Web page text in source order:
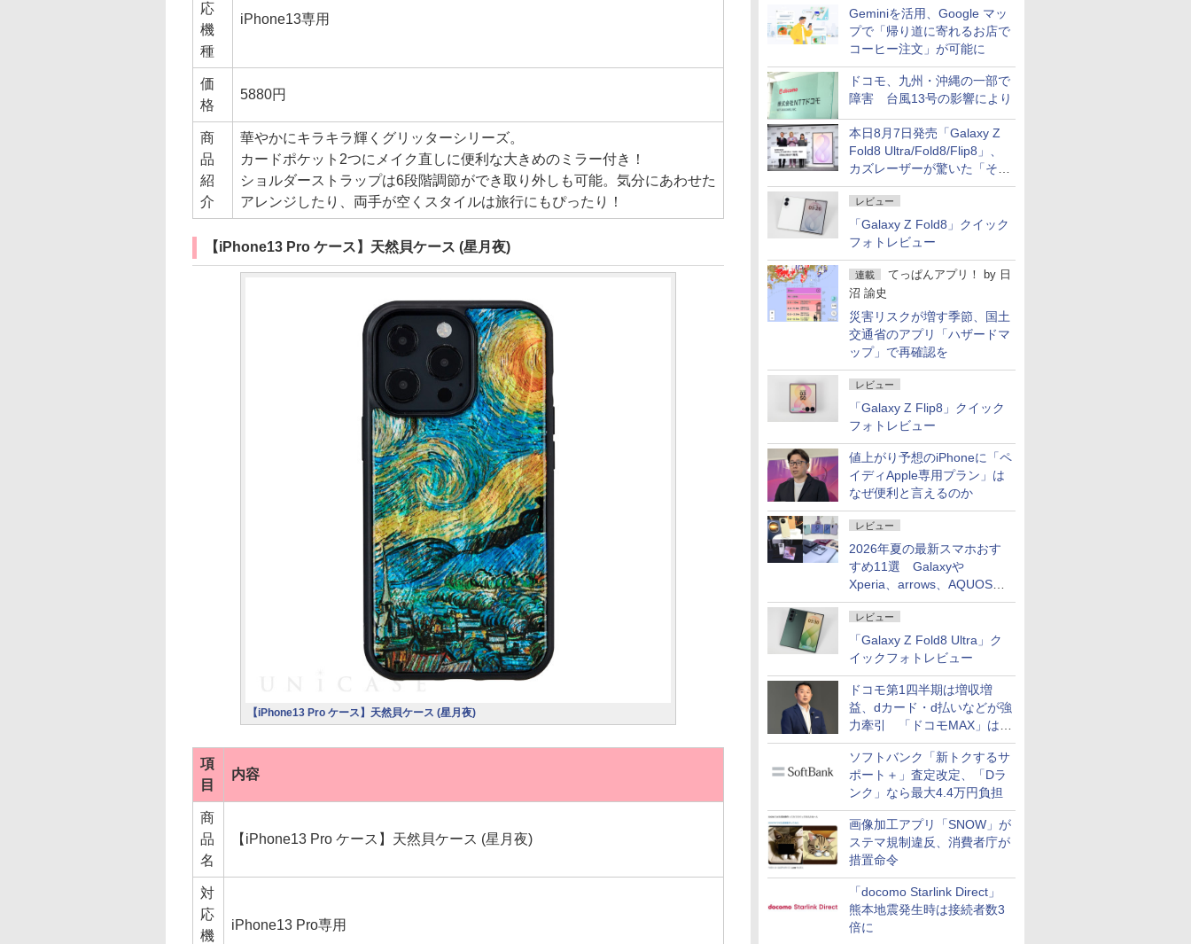
Geminiを活用、Google マッ
プで「帰り道に寄れるお店で
コーヒー注文」が可能に
ドコモ、九州・沖縄の一部で
障害 台風13号の影響により
本日8月7日発売「Galaxy Z
Fold8 Ultra/Fold8/Flip8」、
カズレーザーが驚いた「そば
屋のメニュー並みの薄さ」
レビュー
「Galaxy Z Fold8」クイック
フォトレビュー
連載 てっぱんアプリ！ by 日
沼 諭史
災害リスクが増す季節、国土
交通省のアプリ「ハザードマ
ップ」で再確認を
レビュー
「Galaxy Z Flip8」クイック
フォトレビュー
値上がり予想のiPhoneに「ペ
イディApple専用プラン」は
なぜ便利と言えるのか
レビュー
2026年夏の最新スマホおす
すめ11選 Galaxyや
Xperia、arrows、AQUOSな
ど注目機種の特徴は
レビュー
「Galaxy Z Fold8 Ultra」ク
イックフォトレビュー
ドコモ第1四半期は増収増
益、dカード・d払いなどが強
力牽引 「ドコモMAX」は
400万契約突破
ソフトバンク「新トクするサ
ポート＋」査定改定、「Dラ
ンク」なら最大4.4万円負担
画像加工アプリ「SNOW」が
ステマ規制違反、消費者庁が
措置命令
「docomo Starlink Direct」
熊本地震発生時は接続者数3
倍に
応
機
種
iPhone13専用
価
格
5880円
商
品
紹
介
華やかにキラキラ輝くグリッターシリーズ。
カードポケット2つにメイク直しに便利な大きめのミラー付き！
ショルダーストラップは6段階調節ができ取り外しも可能。気分にあわせた
アレンジしたり、両手が空くスタイルは旅行にもぴったり！
【iPhone13 Pro ケース】天然貝ケース (星月夜)
【iPhone13 Pro ケース】天然貝ケース (星月夜)
項
目
内容
商
品
名
【iPhone13 Pro ケース】天然貝ケース (星月夜)
対
応
機
iPhone13 Pro専用